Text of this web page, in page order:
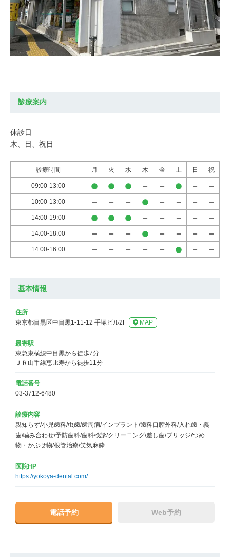
診療案内
診療時間 月 火 水 木 金 土 日 祝
09:00-13:00
10:00-13:00
14:00-19:00
14:00-18:00
14:00-16:00
休診日
木、日、祝日
基本情報
住所
東京都目黒区中目黒1-11-12 手塚ビル2F
MAP
最寄駅
東急東横線中目黒から徒歩7分
ＪＲ山手線恵比寿から徒歩11分
電話番号
03-3712-6480
診療内容
親知らず/小児歯科/虫歯/歯周病/インプラント/歯科口腔外科/入れ歯・義
歯/噛み合わせ/予防歯科/歯科検診/クリーニング/差し歯/ブリッジ/つめ
物・かぶせ物/根管治療/笑気麻酔
医院HP
https://yokoya-dental.com/
電話予約 Web予約